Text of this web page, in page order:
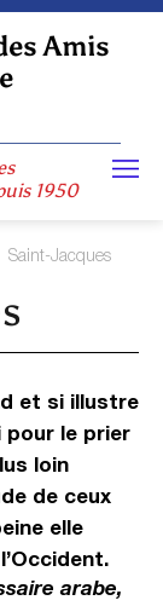
Amis
1950
Saint-Jacques
et si illustre
pour le prier
loin
de ceux
elle
arabe,